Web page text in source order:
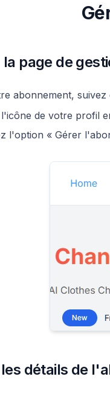
page de
abonnement, suivez
de votre profil
l'option « Gérer
détails de